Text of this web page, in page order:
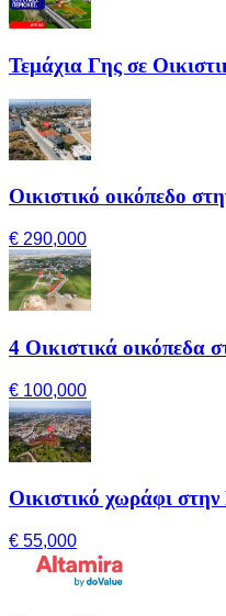
Τεμάχια Γης σε
Οικιστικό οικόπεδο
€ 290,000
4 Οικιστικά οικόπεδα
€ 100,000
Οικιστικό χωράφι στην
€ 55,000